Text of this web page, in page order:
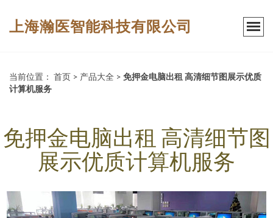
上海瀚医智能科技有限公司
当前位置： 首页 > 产品大全 > 免押金电脑出租 高清细节图展示优质
计算机服务
免押金电脑出租 高清细节图
展示优质计算机服务